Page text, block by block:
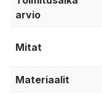
arvio
Mitat
Materiaalit